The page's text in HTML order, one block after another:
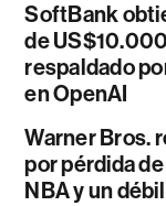
SoftBank
de
respaldado
en OpenAI
Warner Bros.
por pérdida
NBA y un